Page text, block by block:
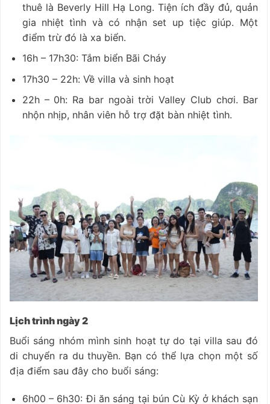
thuê là Beverly Hill Hạ Long. Tiện ích đầy đủ, quản
gia nhiệt tình và có nhận set up tiệc giúp. Một
điểm trừ đó là xa biển.
16h – 17h30: Tắm biển Bãi Cháy
17h30 – 22h: Về villa và sinh hoạt
22h – 0h: Ra bar ngoài trời Valley Club chơi. Bar
nhộn nhịp, nhân viên hỗ trợ đặt bàn nhiệt tình.
Lịch trình ngày 2
Buổi sáng nhóm mình sinh hoạt tự do tại villa sau đó
di chuyển ra du thuyền. Bạn có thể lựa chọn một số
địa điểm sau đây cho buổi sáng:
6h00 – 6h30: Đi ăn sáng tại bún Cù Kỳ ở khách sạn